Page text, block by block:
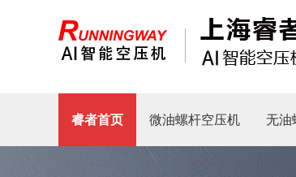
睿者首页 微油螺杆空压机 无油